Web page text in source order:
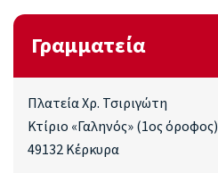
Γραμματεία
Πλατεία Χρ. Τσιριγώτη
Κτίριο «Γαληνός» (1ος όροφος)
49132 Κέρκυρα